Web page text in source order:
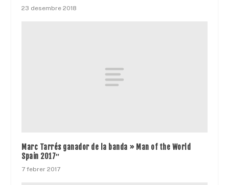
23 desembre 2018
Marc Tarrés ganador de la banda » Man of the World
Spain 2017″
7 febrer 2017